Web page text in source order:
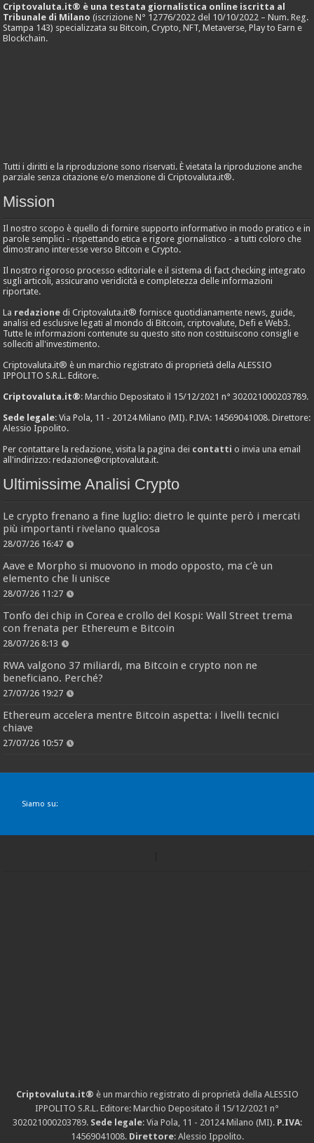
Criptovaluta.it® è una testata giornalistica online iscritta al
Tribunale di Milano (iscrizione N° 12776/2022 del 10/10/2022 – Num. Reg.
Stampa 143) specializzata su Bitcoin, Crypto, NFT, Metaverse, Play to Earn e
Blockchain.
Tutti i diritti e la riproduzione sono riservati. È vietata la riproduzione anche
parziale senza citazione e/o menzione di Criptovaluta.it®.
Mission
Il nostro scopo è quello di fornire supporto informativo in modo pratico e in
parole semplici - rispettando etica e rigore giornalistico - a tutti coloro che
dimostrano interesse verso Bitcoin e Crypto.
Il nostro rigoroso processo editoriale e il sistema di fact checking integrato
sugli articoli, assicurano veridicità e completezza delle informazioni
riportate.
La redazione di Criptovaluta.it® fornisce quotidianamente news, guide,
analisi ed esclusive legati al mondo di Bitcoin, criptovalute, Defi e Web3.
Tutte le informazioni contenute su questo sito non costituiscono consigli e
solleciti all'investimento.
Criptovaluta.it® è un marchio registrato di proprietà della ALESSIO
IPPOLITO S.R.L. Editore.
Criptovaluta.it®: Marchio Depositato il 15/12/2021 n° 302021000203789.
Sede legale: Via Pola, 11 - 20124 Milano (MI). P.IVA: 14569041008. Direttore:
Alessio Ippolito.
Per contattare la redazione, visita la pagina dei contatti o invia una email
all'indirizzo:redazione@criptovaluta.it.
Ultimissime Analisi Crypto
Le crypto frenano a fine luglio: dietro le quinte però i mercati
più importanti rivelano qualcosa
28/07/26 16:47
Aave e Morpho si muovono in modo opposto, ma c’è un
elemento che li unisce
28/07/26 11:27
Tonfo dei chip in Corea e crollo del Kospi: Wall Street trema
con frenata per Ethereum e Bitcoin
28/07/26 8:13
RWA valgono 37 miliardi, ma Bitcoin e crypto non ne
beneficiano. Perché?
27/07/26 19:27
Ethereum accelera mentre Bitcoin aspetta: i livelli tecnici
chiave
27/07/26 10:57
Siamo su:
Criptovaluta.it® è un marchio registrato di proprietà della ALESSIO
IPPOLITO S.R.L. Editore: Marchio Depositato il 15/12/2021 n°
302021000203789. Sede legale: Via Pola, 11 - 20124 Milano (MI). P.IVA:
14569041008. Direttore: Alessio Ippolito.